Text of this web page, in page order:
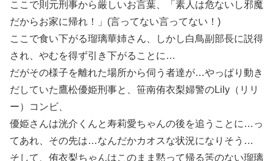
ここで則元刑事から厳しいお言葉、「素人は危ないし邪魔
だからお家に帰れ！」(言ってない言ってない！)
ここで食い下がる瑠璃華姉さん、しかし白鳥副部長に説得
され、やむを得ず引き下がることに…
だがその様子を離れた場所から伺う者達が…やっぱり動き
だしていた鷹松優姫刑事と、笹南侑衣梨婦警のLily（リリ
ー）コンビ、
優姫さんは洸介くんと寿莉愛ちゃんの後を追うことに…っ
てあれ、その先は…なんだかカオスな状況になりそう…
そして、侑衣梨ちゃんはこのまま黙って帰る筈のない瑠璃